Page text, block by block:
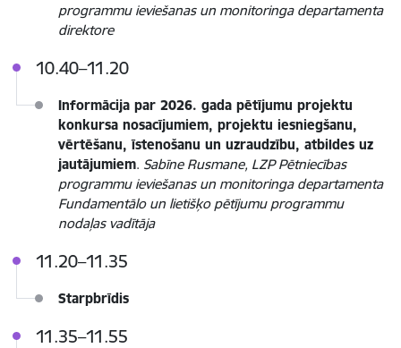
programmu ieviešanas un monitoringa departamenta
direktore
10.40–11.20
Informācija par 2026. gada pētījumu projektu
konkursa nosacījumiem, projektu iesniegšanu,
vērtēšanu, īstenošanu un uzraudzību, atbildes uz
jautājumiem. Sabīne Rusmane, LZP Pētniecības
programmu ieviešanas un monitoringa departamenta
Fundamentālo un lietišķo pētījumu programmu
nodaļas vadītāja
11.20–11.35
Starpbrīdis
11.35–11.55